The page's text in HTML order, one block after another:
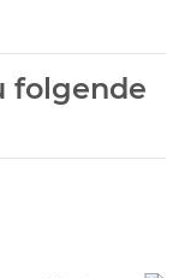
folgende